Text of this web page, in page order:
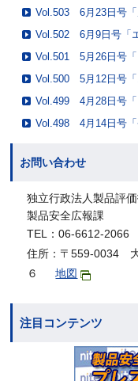
Vol.503 6月23日号「
Vol.502 6月9日号「
Vol.501 5月26日号「
Vol.500 5月12日号「
Vol.499 4月28日号「
Vol.498 4月14日号「
お問い合わせ
独立行政法人製品評
製品安全広報課
TEL：06-6612-
住所：〒559-0034
６
地図
注目コンテンツ